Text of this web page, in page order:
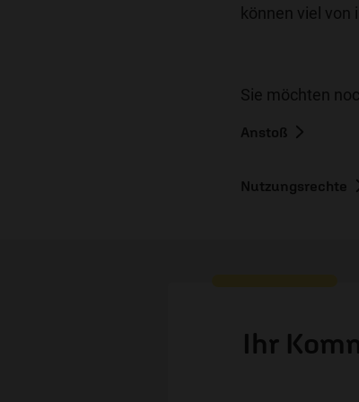
können viel von
Sie möchten
Anstoß
Nutzungsrechte
Ihr